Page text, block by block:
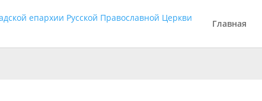
Главная